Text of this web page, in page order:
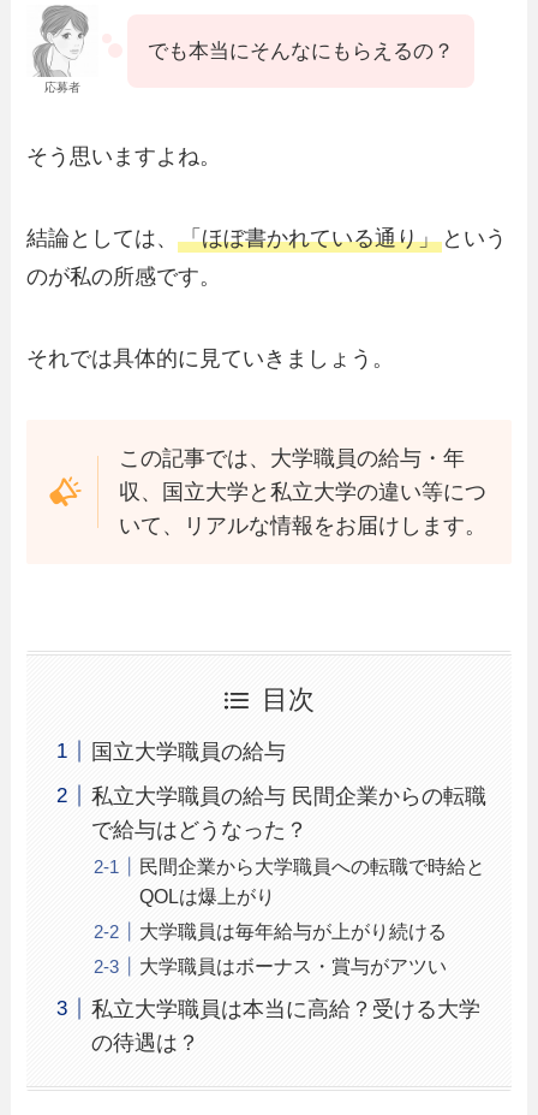
応募者
でも本当にそんなにもらえるの？
そう思いますよね。
結論としては、「ほぼ書かれている通り」 という
のが私の所感です。
それでは具体的に見ていきましょう。
この記事では、大学職員の給与・年
収、国立大学と私立大学の違い等につ
いて、リアルな情報をお届けします。
目次
国立大学職員の給与
私立大学職員の給与 民間企業からの転職
で給与はどうなった？
民間企業から大学職員への転職で時給と
QOLは爆上がり
大学職員は毎年給与が上がり続ける
大学職員はボーナス・賞与がアツい
私立大学職員は本当に高給？受ける大学
の待遇は？